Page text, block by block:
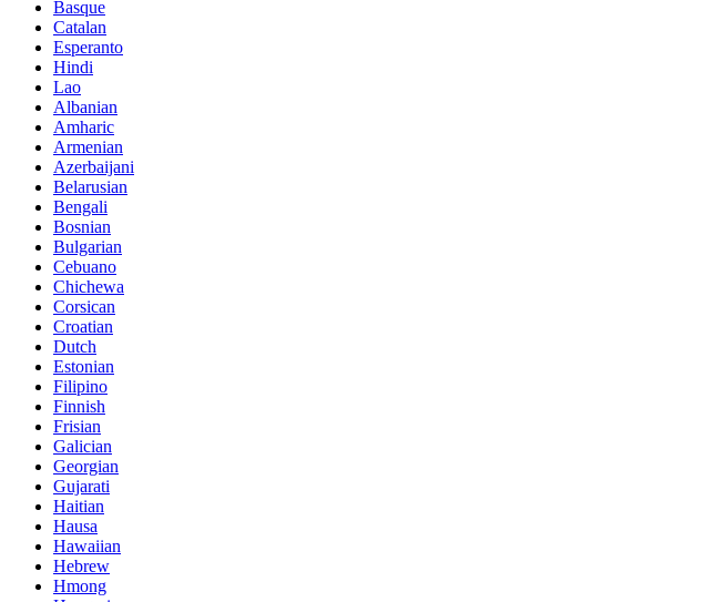
Basque
Catalan
Esperanto
Hindi
Lao
Albanian
Amharic
Armenian
Azerbaijani
Belarusian
Bengali
Bosnian
Bulgarian
Cebuano
Chichewa
Corsican
Croatian
Dutch
Estonian
Filipino
Finnish
Frisian
Galician
Georgian
Gujarati
Haitian
Hausa
Hawaiian
Hebrew
Hmong